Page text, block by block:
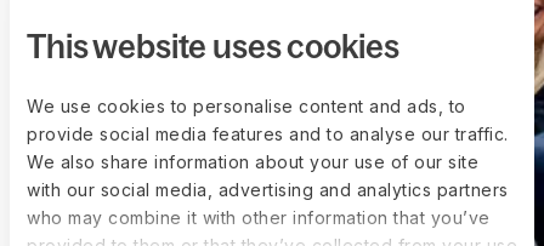
This website uses cookies
We use cookies to personalise content and ads, to
provide social media features and to analyse our traffic.
We also share information about your use of our site
with our social media, advertising and analytics partners
who may combine it with other information that you’ve